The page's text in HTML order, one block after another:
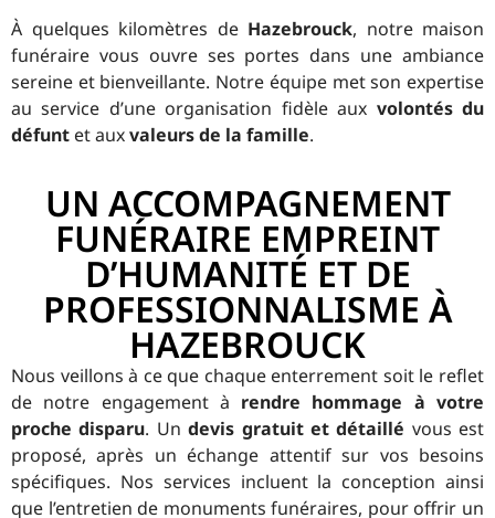
À quelques kilomètres de Hazebrouck, notre maison
funéraire vous ouvre ses portes dans une ambiance
sereine et bienveillante. Notre équipe met son expertise
au service d’une organisation fidèle aux volontés du
défunt et auxvaleurs de la famille.
UN ACCOMPAGNEMENT
FUNÉRAIRE EMPREINT
D’HUMANITÉ ET DE
PROFESSIONNALISME À
HAZEBROUCK
Nous veillons à ce que chaque enterrement soit le reflet
de notre engagement à rendre hommage à votre
proche disparu. Undevis gratuit et détaillé vous est
proposé, après un échange attentif sur vos besoins
spécifiques. Nos services incluent la conception ainsi
que l’entretien de monuments funéraires, pour offrir un